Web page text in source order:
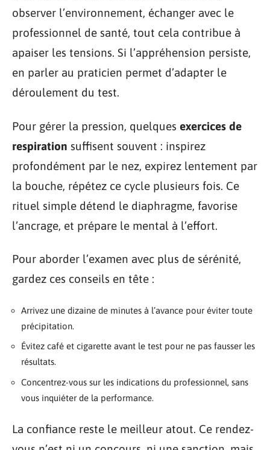
observer l’environnement, échanger avec le
professionnel de santé, tout cela contribue à
apaiser les tensions. Si l’appréhension persiste,
en parler au praticien permet d’adapter le
déroulement du test.
Pour gérer la pression, quelques exercices de
respiration suffisent souvent : inspirez
profondément par le nez, expirez lentement par
la bouche, répétez ce cycle plusieurs fois. Ce
rituel simple détend le diaphragme, favorise
l’ancrage, et prépare le mental à l’effort.
Pour aborder l’examen avec plus de sérénité,
gardez ces conseils en tête :
Arrivez une dizaine de minutes à l’avance pour éviter toute
précipitation.
Évitez café et cigarette avant le test pour ne pas fausser les
résultats.
Concentrez-vous sur les indications du professionnel, sans
vous inquiéter de la performance.
La confiance reste le meilleur atout. Ce rendez-